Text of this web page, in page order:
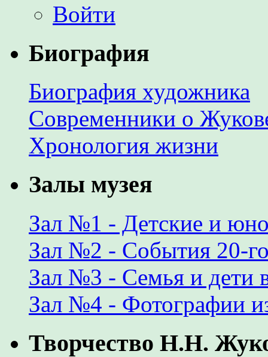
Войти
Биография
Биография художника
Современники о
Хронология жизни
Залы музея
Зал №1 - Детские и
Зал №2 - События 20-го
Зал №3 - Семья и дети
Зал №4 - Фотографии
Творчество Н.Н.